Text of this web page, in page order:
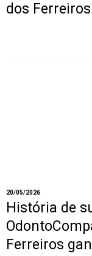
dos Ferreiros
20/05/2026
História de
Ferreiros